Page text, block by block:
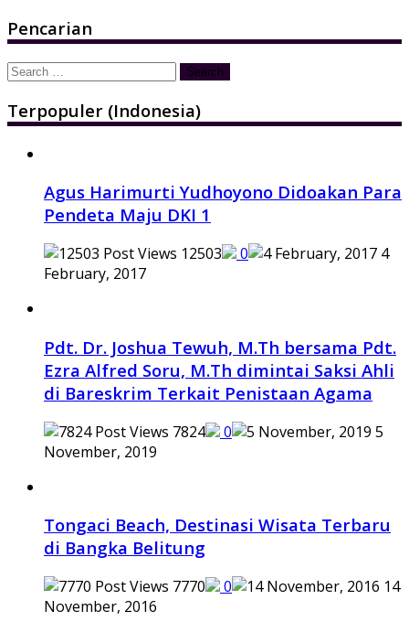
Pencarian
Search
Terpopuler (Indonesia)
Agus Harimurti Yudhoyono Didoakan Para
Pendeta Maju DKI 1
12503 0
4
February, 2017
Pdt. Dr. Joshua Tewuh, M.Th bersama Pdt.
Ezra Alfred Soru, M.Th dimintai Saksi Ahli
di Bareskrim Terkait Penistaan Agama
7824 0
5
November, 2019
Tongaci Beach, Destinasi Wisata Terbaru
di Bangka Belitung
7770 0
14
November, 2016